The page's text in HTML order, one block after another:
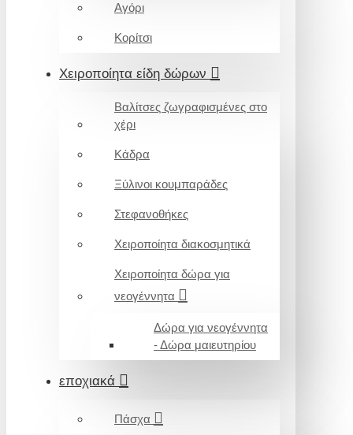
Αγόρι
Κορίτσι
Χειροποίητα είδη δώρων
Βαλίτσες ζωγραφισμένες στο
χέρι
Κάδρα
Ξύλινοι κουμπαράδες
Στεφανοθήκες
Χειροποίητα διακοσμητικά
Χειροποίητα δώρα για
νεογέννητα
Δώρα για νεογέννητα
- Δώρα μαιευτηρίου
εποχιακά
Πάσχα